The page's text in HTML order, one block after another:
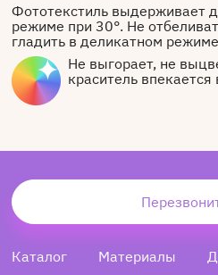
Фототекстиль выдерживает
режиме при 30°. Не
гладить в деликатном
Не выгорает, не
краситель впекается
Каталог Материалы